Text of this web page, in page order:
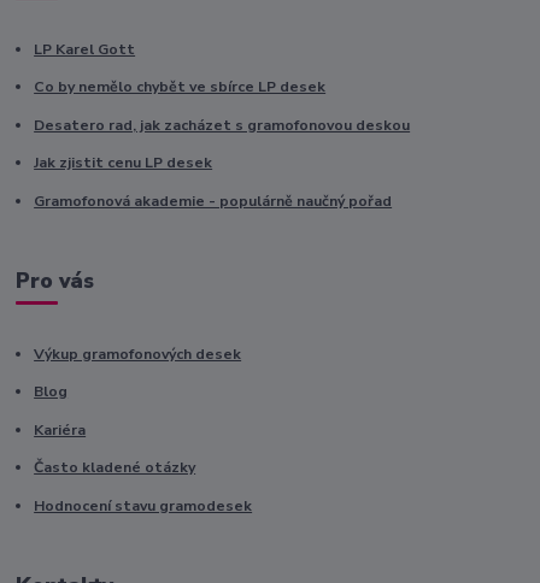
LP Karel Gott
Co by nemělo chybět ve sbírce LP desek
Desatero rad, jak zacházet s gramofonovou deskou
Jak zjistit cenu LP desek
Gramofonová akademie - populárně naučný pořad
Pro vás
Výkup gramofonových desek
Blog
Kariéra
Často kladené otázky
Hodnocení stavu gramodesek